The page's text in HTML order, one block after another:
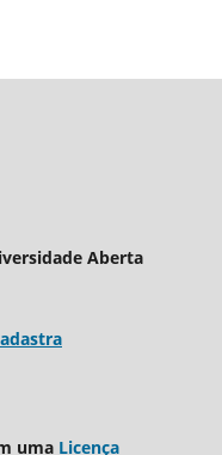
Aberta
uma Licença